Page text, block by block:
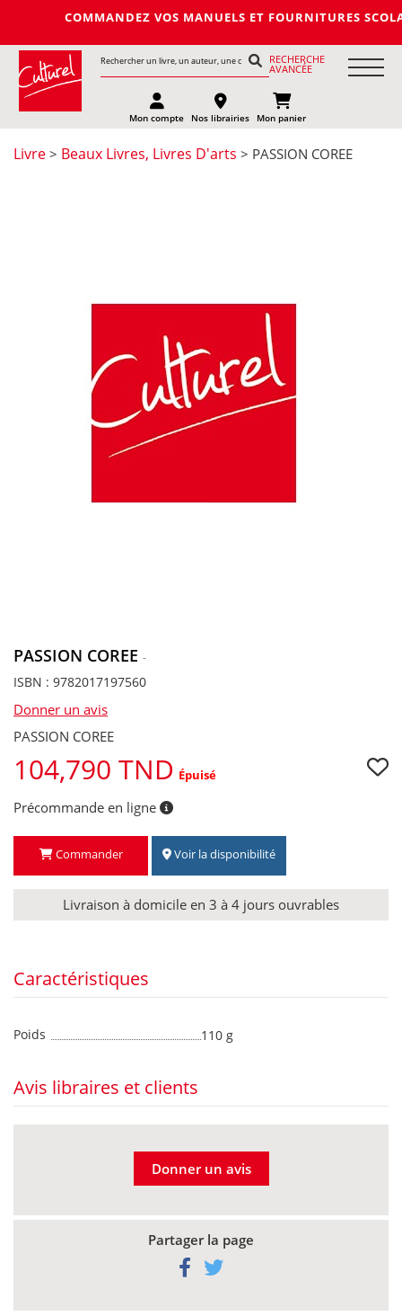
COMMANDEZ VOS MANUELS ET
RECHERCHE
AVANCÉE
Mon compte Nos librairies Mon panier
Livre > Beaux Livres, Livres D'arts > PASSION COREE
PASSION COREE -
ISBN : 9782017197560
Donner un avis
PASSION COREE
104,790 TND Épuisé
Précommande en ligne
Commander Voir la disponibilité
Livraison à domicile en 3 à 4 jours ouvrables
Caractéristiques
Poids 110 g
Avis libraires et clients
Donner un avis
Partager la page